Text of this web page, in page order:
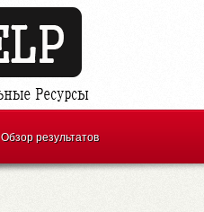
Обзор результатов